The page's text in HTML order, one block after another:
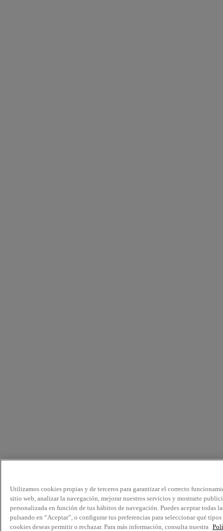
Utilizamos cookies propias y de terceros para garantizar el correcto
sitio web, analizar la navegación, mejorar nuestros servicios y mostrarte
personalizada en función de tus hábitos de navegación. Puedes aceptar todas
pulsando en “Aceptar”, o configurar tus preferencias para seleccionar qué tipos
cookies deseas permitir o rechazar. Para más información, consulta nuestra